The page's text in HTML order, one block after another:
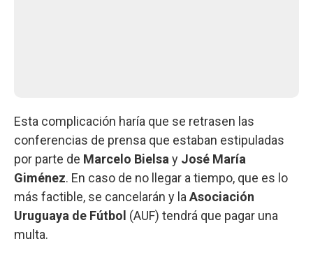
Esta complicación haría que se retrasen las
conferencias de prensa que estaban estipuladas
por parte de Marcelo Bielsa y José María
Giménez. En caso de no llegar a tiempo, que es lo
más factible, se cancelarán y la Asociación
Uruguaya de Fútbol (AUF) tendrá que pagar una
multa.